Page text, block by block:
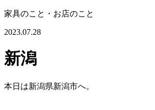
家具のこと・お店のこと
2023.07.28
新潟
本日は新潟県新潟市へ。